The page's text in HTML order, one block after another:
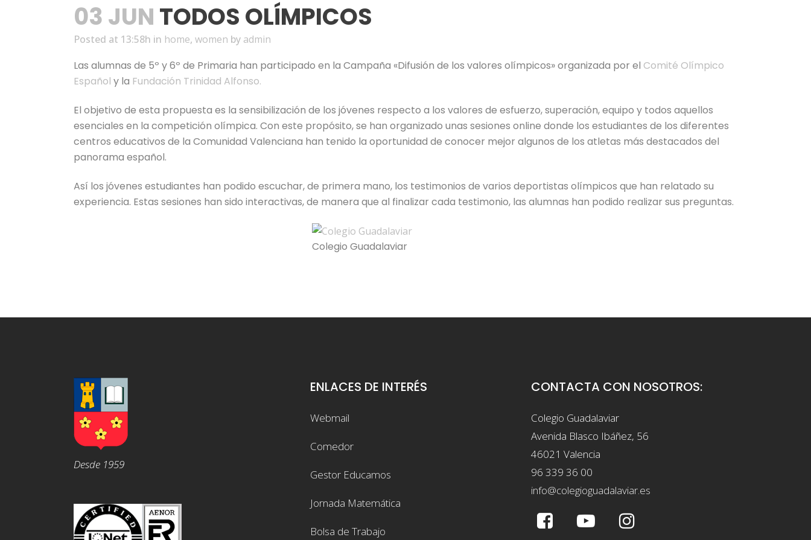
03 JUN TODOS OLÍMPICOS
Posted at 13:58h in home, women by admin
Las alumnas de 5º y 6º de Primaria han participado en la Campaña «Difusión de los valores olímpicos» organizada por el Comité Olímpico
Español y la Fundación Trinidad Alfonso.
El objetivo de esta propuesta es la sensibilización de los jóvenes respecto a los valores de esfuerzo, superación, equipo y todos aquellos
esenciales en la competición olímpica. Con este propósito, se han organizado unas sesiones online donde los estudiantes de los diferentes
centros educativos de la Comunidad Valenciana han tenido la oportunidad de conocer mejor algunos de los atletas más destacados del
panorama español.
Así los jóvenes estudiantes han podido escuchar, de primera mano, los testimonios de varios deportistas olímpicos que han relatado su
experiencia. Estas sesiones han sido interactivas, de manera que al finalizar cada testimonio, las alumnas han podido realizar sus preguntas.
Colegio Guadalaviar
Desde 1959
ENLACES DE INTERÉS
Webmail
Comedor
Gestor Educamos
Jornada Matemática
Bolsa de Trabajo
CONTACTA CON NOSOTROS:
Colegio Guadalaviar
Avenida Blasco Ibáñez, 56
46021 Valencia
96 339 36 00
info@colegioguadalaviar.es